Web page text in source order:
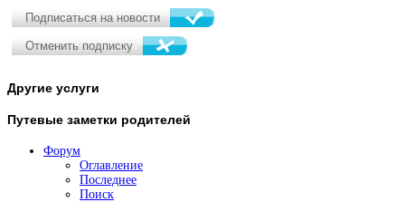
Другие услуги
Путевые заметки родителей
Форум
Оглавление
Последнее
Поиск